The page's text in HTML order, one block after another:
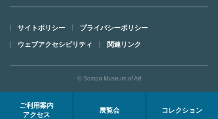
ご利用案内
アクセス
展覧会 コレクション
ごあいさつ
コンセプト
沿革
FACEアーカイブス
サイトポリシー プライバシーポリシー
ウェブアクセシビリティ 関連リンク
© Sompo Museum of Art